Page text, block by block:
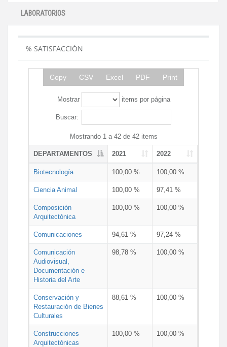
LABORATORIOS
% SATISFACCIÓN
Copy CSV Excel PDF Print
Mostrar items por página
Buscar:
Mostrando 1 a 42 de 42 items
DEPARTAMENTOS 2021 2022
Biotecnología 100,00 % 100,00 %
Ciencia Animal 100,00 % 97,41 %
Composición
Arquitectónica
100,00 % 100,00 %
Comunicaciones 94,61 % 97,24 %
Comunicación
Audiovisual,
Documentación e
Historia del Arte
98,78 % 100,00 %
Conservación y
Restauración de Bienes
Culturales
88,61 % 100,00 %
Construcciones
Arquitectónicas
100,00 % 100,00 %